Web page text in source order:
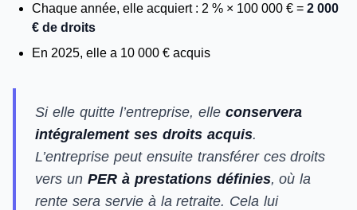
Chaque année, elle acquiert : 2 % × 100 000 € = 2 000
€ de droits
En 2025, elle a 10 000 € acquis
Si elle quitte l’entreprise, elle conservera
intégralement ses droits acquis.
L’entreprise peut ensuite transférer ces droits
vers un PER à prestations définies, où la
rente sera servie à la retraite. Cela lui